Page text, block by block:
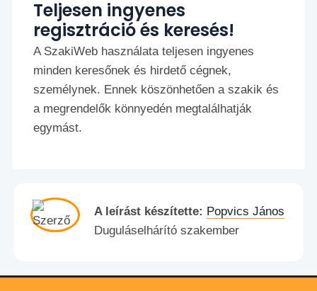
Teljesen ingyenes
regisztráció és keresés!
A SzakiWeb használata teljesen ingyenes
minden keresőnek és hirdető cégnek,
személynek. Ennek köszönhetően a szakik és
a megrendelők könnyedén megtalálhatják
egymást.
A leírást készítette: Popvics János
Duguláselhárító szakember